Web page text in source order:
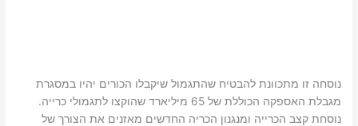
נוסחה זו מתכוונת להבטיח שהתגמול שיקבלו הכורים יהיו במסגרת
מגבלת האספקה ​​הכוללת של 65 מיליארד שהוקצו לתגמולי כרייה.
נוסחת קצב הכרייה ומנגנון הכריה החדשים מאזנים את הצורך של